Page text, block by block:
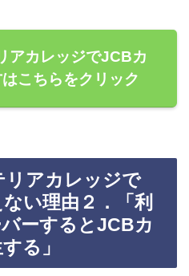
アカレッジでJCBカ
こちらをクリック
アカレッジで
い理由２．「利
ーするとJCBカ
る」